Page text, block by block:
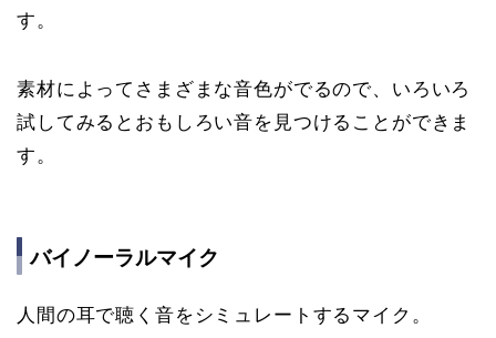
す。
素材によってさまざまな音色がでるので、いろいろ
試してみるとおもしろい音を見つけることができま
す。
バイノーラルマイク
人間の耳で聴く音をシミュレートするマイク。